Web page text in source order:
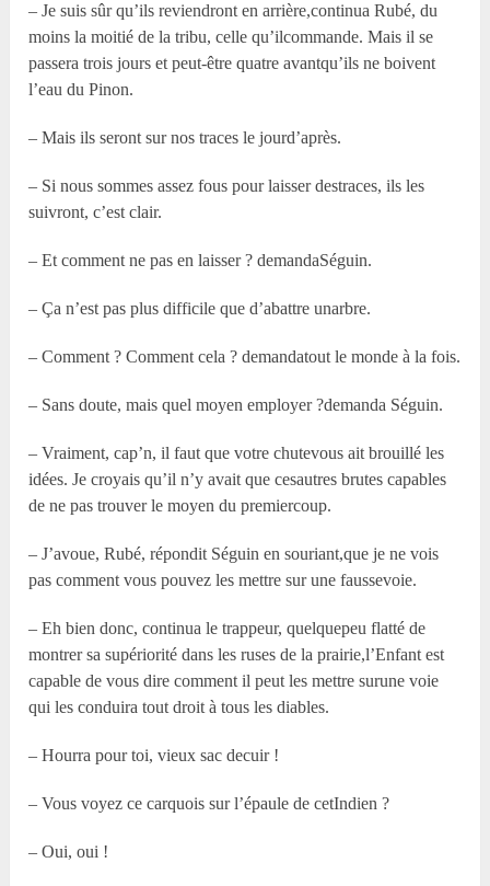
– Je suis sûr qu’ils reviendront en arrière,continua Rubé, du
moins la moitié de la tribu, celle qu’ilcommande. Mais il se
passera trois jours et peut-être quatre avantqu’ils ne boivent
l’eau du Pinon.
– Mais ils seront sur nos traces le jourd’après.
– Si nous sommes assez fous pour laisser destraces, ils les
suivront, c’est clair.
– Et comment ne pas en laisser ? demandaSéguin.
– Ça n’est pas plus difficile que d’abattre unarbre.
– Comment ? Comment cela ? demandatout le monde à la fois.
– Sans doute, mais quel moyen employer ?demanda Séguin.
– Vraiment, cap’n, il faut que votre chutevous ait brouillé les
idées. Je croyais qu’il n’y avait que cesautres brutes capables
de ne pas trouver le moyen du premiercoup.
– J’avoue, Rubé, répondit Séguin en souriant,que je ne vois
pas comment vous pouvez les mettre sur une faussevoie.
– Eh bien donc, continua le trappeur, quelquepeu flatté de
montrer sa supériorité dans les ruses de la prairie,l’Enfant est
capable de vous dire comment il peut les mettre surune voie
qui les conduira tout droit à tous les diables.
– Hourra pour toi, vieux sac decuir !
– Vous voyez ce carquois sur l’épaule de cetIndien ?
– Oui, oui !